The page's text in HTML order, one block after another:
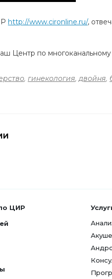
http://www.cironline.ru/,
Центр по
, гинекология,двойня,
ЦИР